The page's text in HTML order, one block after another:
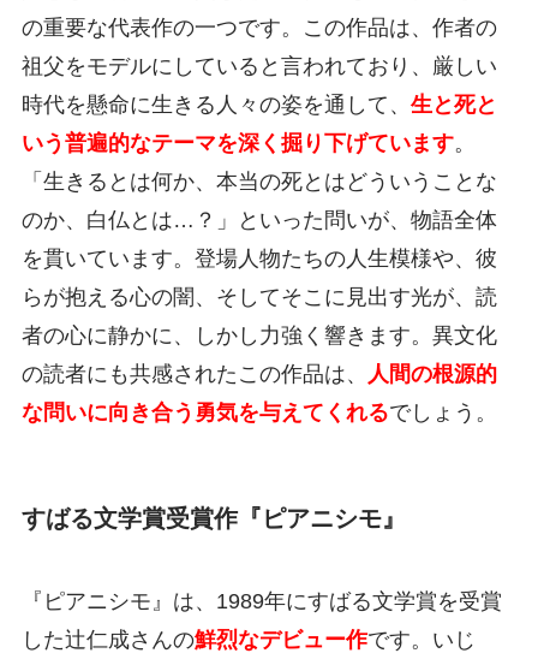
の重要な代表作の一つです。この作品は、作者の
祖父をモデルにしていると言われており、厳しい
時代を懸命に生きる人々の姿を通して、 生と死と
いう普遍的なテーマを深く掘り下げています。
「生きるとは何か、本当の死とはどういうことな
のか、白仏とは…？」といった問いが、物語全体
を貫いています。登場人物たちの人生模様や、彼
らが抱える心の闇、そしてそこに見出す光が、読
者の心に静かに、しかし力強く響きます。異文化
の読者にも共感されたこの作品は、
人間の根源的
な問いに向き合う勇気を与えてくれるでしょう。
すばる文学賞受賞作『ピアニシモ』
『ピアニシモ』は、1989年にすばる文学賞を受賞
した辻仁成さんの鮮烈なデビュー作です。いじ